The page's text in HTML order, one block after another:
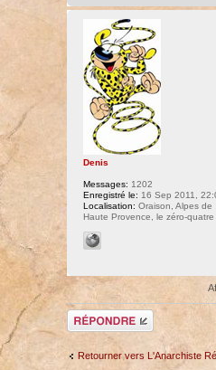
Denis
Messages: 1202
Enregistré le: 16 Sep 2011,
Localisation: Oraison, Alpes de
Haute Provence, le zéro-quatre
Répondre
Retourner vers L'Anarchiste